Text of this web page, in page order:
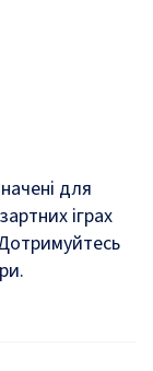
для
іграх